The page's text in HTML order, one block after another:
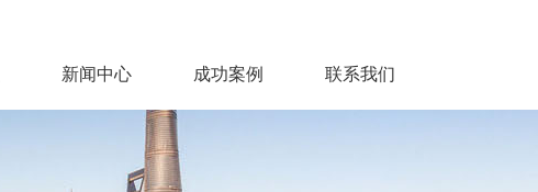
新闻中心 成功案例 联系我们